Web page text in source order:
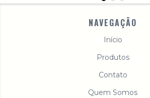
NAVEGAÇÃO
Início
Produtos
Contato
Quem Somos